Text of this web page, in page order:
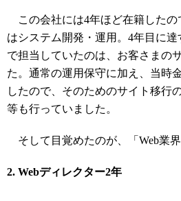
この会社には4年ほど在籍したの
はシステム開発・運用。4年目に
で担当していたのは、お客さまの
た。通常の運用保守に加え、当時
したので、そのためのサイト移行
等も行っていました。
そして目覚めたのが、「Web業界
2. Webディレクター2年